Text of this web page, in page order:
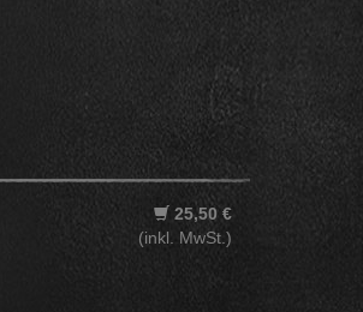
25,50 €
(inkl. MwSt.)